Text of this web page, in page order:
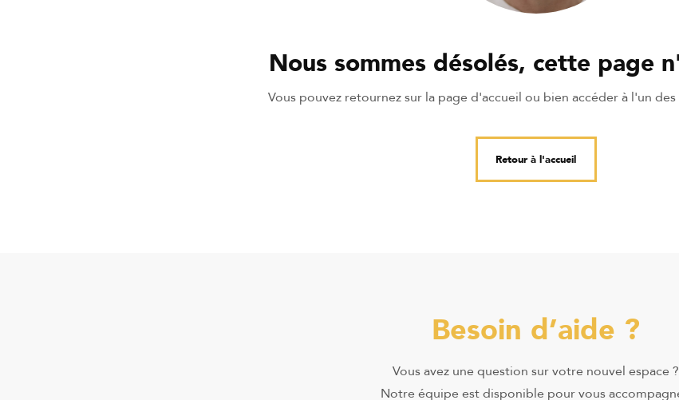
Nous sommes désolés, cette page
Vous pouvez retournez sur la page d'accueil ou bien accéder à l'un
Retour à l'accueil
Besoin d’aide ?
Vous avez une question sur votre nouvel espace ?
Notre équipe est disponible pour vous